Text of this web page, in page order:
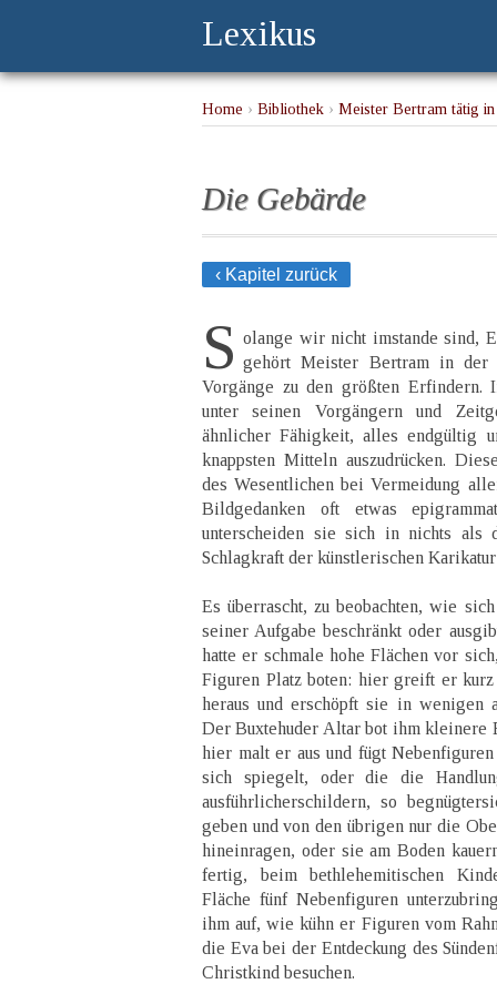
Lexikus
Home › Bibliothek › Meister Bertram tätig
Die Gebärde
‹ Kapitel zurück
S olange wir nicht imstande sind,
gehört Meister Bertram in der
Vorgänge zu den größten Erfindern.
unter seinen Vorgängern und
ähnlicher Fähigkeit, alles endgültig
knappsten Mitteln auszudrücken.
des Wesentlichen bei Vermeidung
Bildgedanken oft etwas
unterscheiden sie sich in nichts als
Schlagkraft der künstlerischen
Es überrascht, zu beobachten, wie
seiner Aufgabe beschränkt oder
hatte er schmale hohe Flächen vor
Figuren Platz boten: hier greift er kurz
heraus und erschöpft sie in wenigen
Der Buxtehuder Altar bot ihm kleinere
hier malt er aus und fügt
sich spiegelt, oder die die
ausführlicherschildern, so
geben und von den übrigen nur die
hineinragen, oder sie am Boden
fertig, beim bethlehemitischen
Fläche fünf Nebenfiguren
ihm auf, wie kühn er Figuren vom
die Eva bei der Entdeckung des
Christkind besuchen.